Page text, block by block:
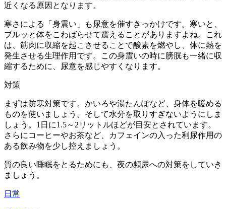
近くなる原因となります。
寒さによる「身震い」も尿意を催すきっかけです。寒いと、
ブルッと体をこわばらせて震えることがありますよね。これ
は、筋肉に収縮を起こさせることで酸素を燃やし、体に熱を
発生させる生理作用です。この身震いの時に膀胱も一緒に収
縮するために、尿意を感じやすくなります。
対策
まずは防寒対策です。かいろや湯たんぽなど、身体を暖める
ものを使いましょう。そして水分を取りすぎないようにしま
しょう。1日に1.5～2リットルほどが目安とされています。
さらにコーヒーやお茶など、カフェインの入った利尿作用の
ある飲み物を少し控えましょう。
質の良い睡眠をとるためにも、夜の頻尿への対策をしていき
ましょう。
日常